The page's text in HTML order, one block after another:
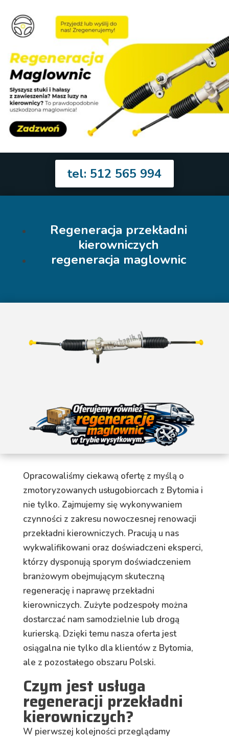
tel: 512 565 994
Regeneracja przekładni
kierowniczych
regeneracja maglownic
Opracowaliśmy ciekawą ofertę z myślą o
zmotoryzowanych usługobiorcach z Bytomia i
nie tylko. Zajmujemy się wykonywaniem
czynności z zakresu nowoczesnej renowacji
przekładni kierowniczych. Pracują u nas
wykwalifikowani oraz doświadczeni eksperci,
którzy dysponują sporym doświadczeniem
branżowym obejmującym skuteczną
regenerację i naprawę przekładni
kierowniczych. Zużyte podzespoły można
dostarczać nam samodzielnie lub drogą
kurierską. Dzięki temu nasza oferta jest
osiągalna nie tylko dla klientów z Bytomia,
ale z pozostałego obszaru Polski.
Czym jest usługa
regeneracji przekładni
kierowniczych?
W pierwszej kolejności przeglądamy